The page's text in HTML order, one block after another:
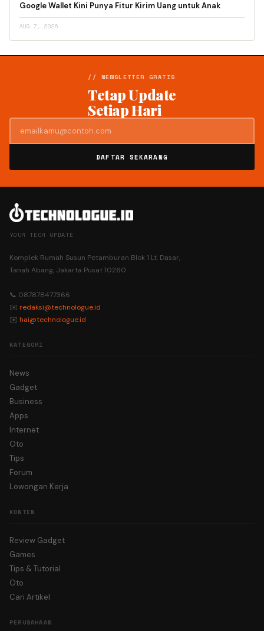
Google Wallet Kini Punya Fitur Kirim Uang untuk Anak
AUG 7, 2026
// NEWSLETTER GRATIS
Tetap Update
Setiap Hari
DAFTAR SEKARANG
YOUR TECH UPDATE
Komplek Rumah Susun Petamburan Blok 1 Lt. Dasar,
Tanah Abang, Jakarta Pusat 10260
📞 087878477366
✉️ redaksi@technologue.id
✉️ hai@technologue.id
KATEGORI
News
Gadget
Business
Apps
Internet
Oto
Tips
Forum
Lowongan Kerja
KONTEN
Review Gadget
Games
Tips & Tutorial
Oto
Cari Artikel
PERUSAHAAN